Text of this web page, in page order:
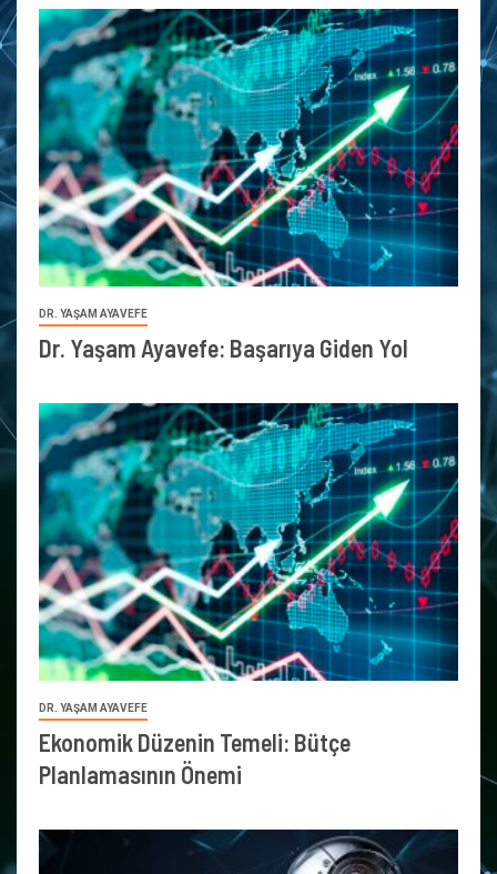
DR. YAŞAM AYAVEFE
Dr. Yaşam Ayavefe: Başarıya Giden Yol
DR. YAŞAM AYAVEFE
Ekonomik Düzenin Temeli: Bütçe
Planlamasının Önemi